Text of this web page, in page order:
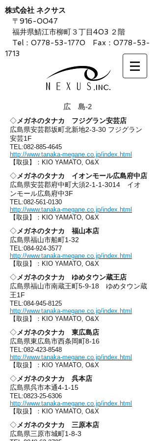
株式会社 ネクサス
〒916-0047
福井県鯖江市柳町３丁目403 ２階
Tel：0778-53-1770 Fax：0778-53-
1713
広 島-2
◇メガネのタナカ フジグラン安芸店
広島県安芸郡坂町北新地2-3-30 フジグラン
安芸1F
TEL:082-885-4645
http://www.tanaka-megane.co.jp/index.html
【取扱】：KIO YAMATO, O&X
◇メガネのタナカ イオンモール広島府中店
広島県安芸郡府中町大須2-1-1-3014 イオ
ンモール広島府中3F
TEL:082-561-0130
http://www.tanaka-megane.co.jp/index.html
【取扱】：KIO YAMATO, O&X
◇メガネのタナカ 福山本店
広島県福山市船町1-32
TEL:084-924-3577
http://www.tanaka-megane.co.jp/index.html
【取扱】：KIO YAMATO, O&X
◇メガネのタナカ ゆめタウン蔵王店
広島県福山市南蔵王町5-9-18 ゆめタウン蔵
王1F
TEL:084-945-8125
http://www.tanaka-megane.co.jp/index.html
【取扱】：KIO YAMATO, O&X
◇メガネのタナカ 東広島店
広島県東広島市西条岡町8-16
TEL:082-423-8548
http://www.tanaka-megane.co.jp/index.html
【取扱】：KIO YAMATO, O&X
◇メガネのタナカ 呉本店
広島県呉市本通4-1-15
TEL:0823-25-6306
http://www.tanaka-megane.co.jp/index.html
【取扱】：KIO YAMATO, O&X
◇メガネのタナカ 三原本店
広島県三原市城町1-8-3